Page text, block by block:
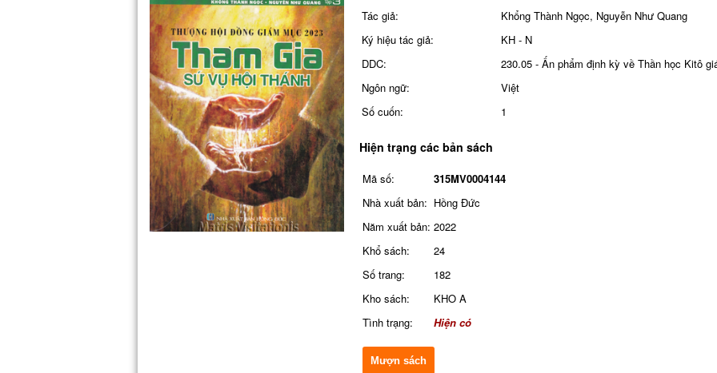
Tác giả:
Khổng Thành Ngọc, Nguyễn Như Quang
Ký hiệu tác giả:
KH - N
DDC:
230.05 - Ấn phẩm định kỳ về Thần học Kitô
Ngôn ngữ:
Việt
Số cuốn:
1
Hiện trạng các bản sách
Mã số:
315MV0004144
Nhà xuất bản: Hồng Đức
Năm xuất bản: 2022
Khổ sách:
24
Số trang:
182
Kho sách:
KHO A
Tình trạng:
Hiện có
Mượn sách